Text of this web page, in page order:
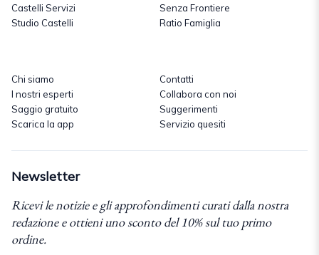
Castelli Servizi
Studio Castelli
Senza Frontiere
Ratio Famiglia
Chi siamo
I nostri esperti
Saggio gratuito
Scarica la app
Contatti
Collabora con noi
Suggerimenti
Servizio quesiti
Newsletter
Ricevi le notizie e gli approfondimenti curati dalla nostra
redazione e ottieni uno sconto del 10% sul tuo primo
ordine.